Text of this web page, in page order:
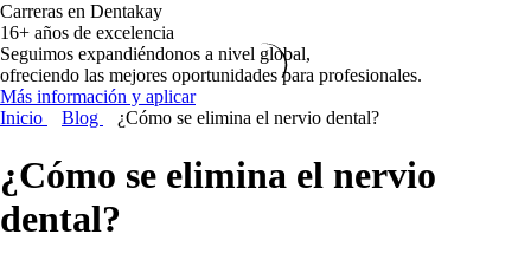
Carreras en Dentakay
16+ años de excelencia
Seguimos expandiéndonos a nivel global,
ofreciendo las mejores oportunidades para profesionales.
Más información y aplicar
Inicio
Blog ¿Cómo se elimina el nervio dental?
¿Cómo se elimina el nervio
dental?